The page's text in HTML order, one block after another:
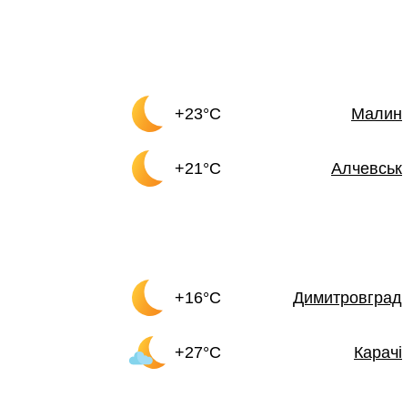
+23°C Малин
+21°C Алчевськ
+16°C Димитровград
+27°C Карачі